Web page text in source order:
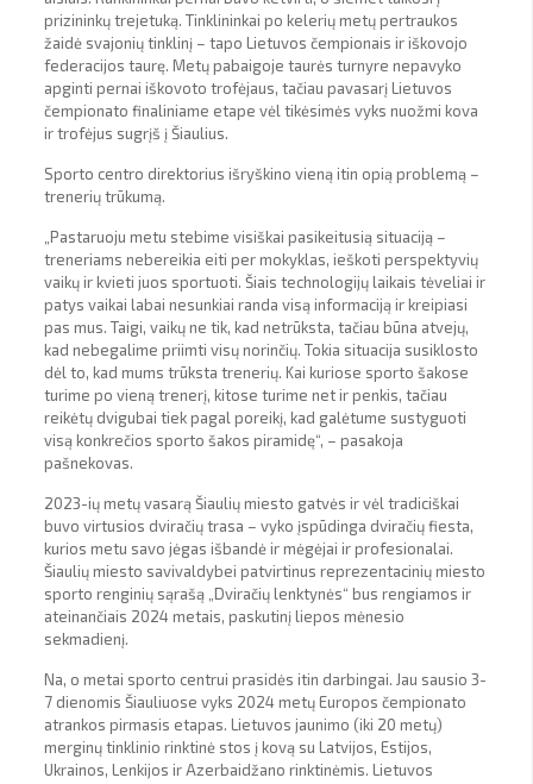
prizininkų trejetuką. Tinklininkai po kelerių metų pertraukos
žaidė svajonių tinklinį – tapo Lietuvos čempionais ir iškovojo
federacijos taurę. Metų pabaigoje taurės turnyre nepavyko
apginti pernai iškovoto trofėjaus, tačiau pavasarį Lietuvos
čempionato finaliniame etape vėl tikėsimės vyks nuožmi kova
ir trofėjus sugrįš į Šiaulius.
Sporto centro direktorius išryškino vieną itin opią problemą –
trenerių trūkumą.
„Pastaruoju metu stebime visiškai pasikeitusią situaciją –
treneriams nebereikia eiti per mokyklas, ieškoti perspektyvių
vaikų ir kvieti juos sportuoti. Šiais technologijų laikais tėveliai ir
patys vaikai labai nesunkiai randa visą informaciją ir kreipiasi
pas mus. Taigi, vaikų ne tik, kad netrūksta, tačiau būna atvejų,
kad nebegalime priimti visų norinčių. Tokia situacija susiklosto
dėl to, kad mums trūksta trenerių. Kai kuriose sporto šakose
turime po vieną trenerį, kitose turime net ir penkis, tačiau
reikėtų dvigubai tiek pagal poreikį, kad galėtume sustyguoti
visą konkrečios sporto šakos piramidę“, – pasakoja
pašnekovas.
2023-ių metų vasarą Šiaulių miesto gatvės ir vėl tradiciškai
buvo virtusios dviračių trasa – vyko įspūdinga dviračių fiesta,
kurios metu savo jėgas išbandė ir mėgėjai ir profesionalai.
Šiaulių miesto savivaldybei patvirtinus reprezentacinių miesto
sporto renginių sąrašą „Dviračių lenktynės“ bus rengiamos ir
ateinančiais 2024 metais, paskutinį liepos mėnesio
sekmadienį.
Na, o metai sporto centrui prasidės itin darbingai. Jau sausio 3-
7 dienomis Šiauliuose vyks 2024 metų Europos čempionato
atrankos pirmasis etapas. Lietuvos jaunimo (iki 20 metų)
merginų tinklinio rinktinė stos į kovą su Latvijos, Estijos,
Ukrainos, Lenkijos ir Azerbaidžano rinktinėmis. Lietuvos